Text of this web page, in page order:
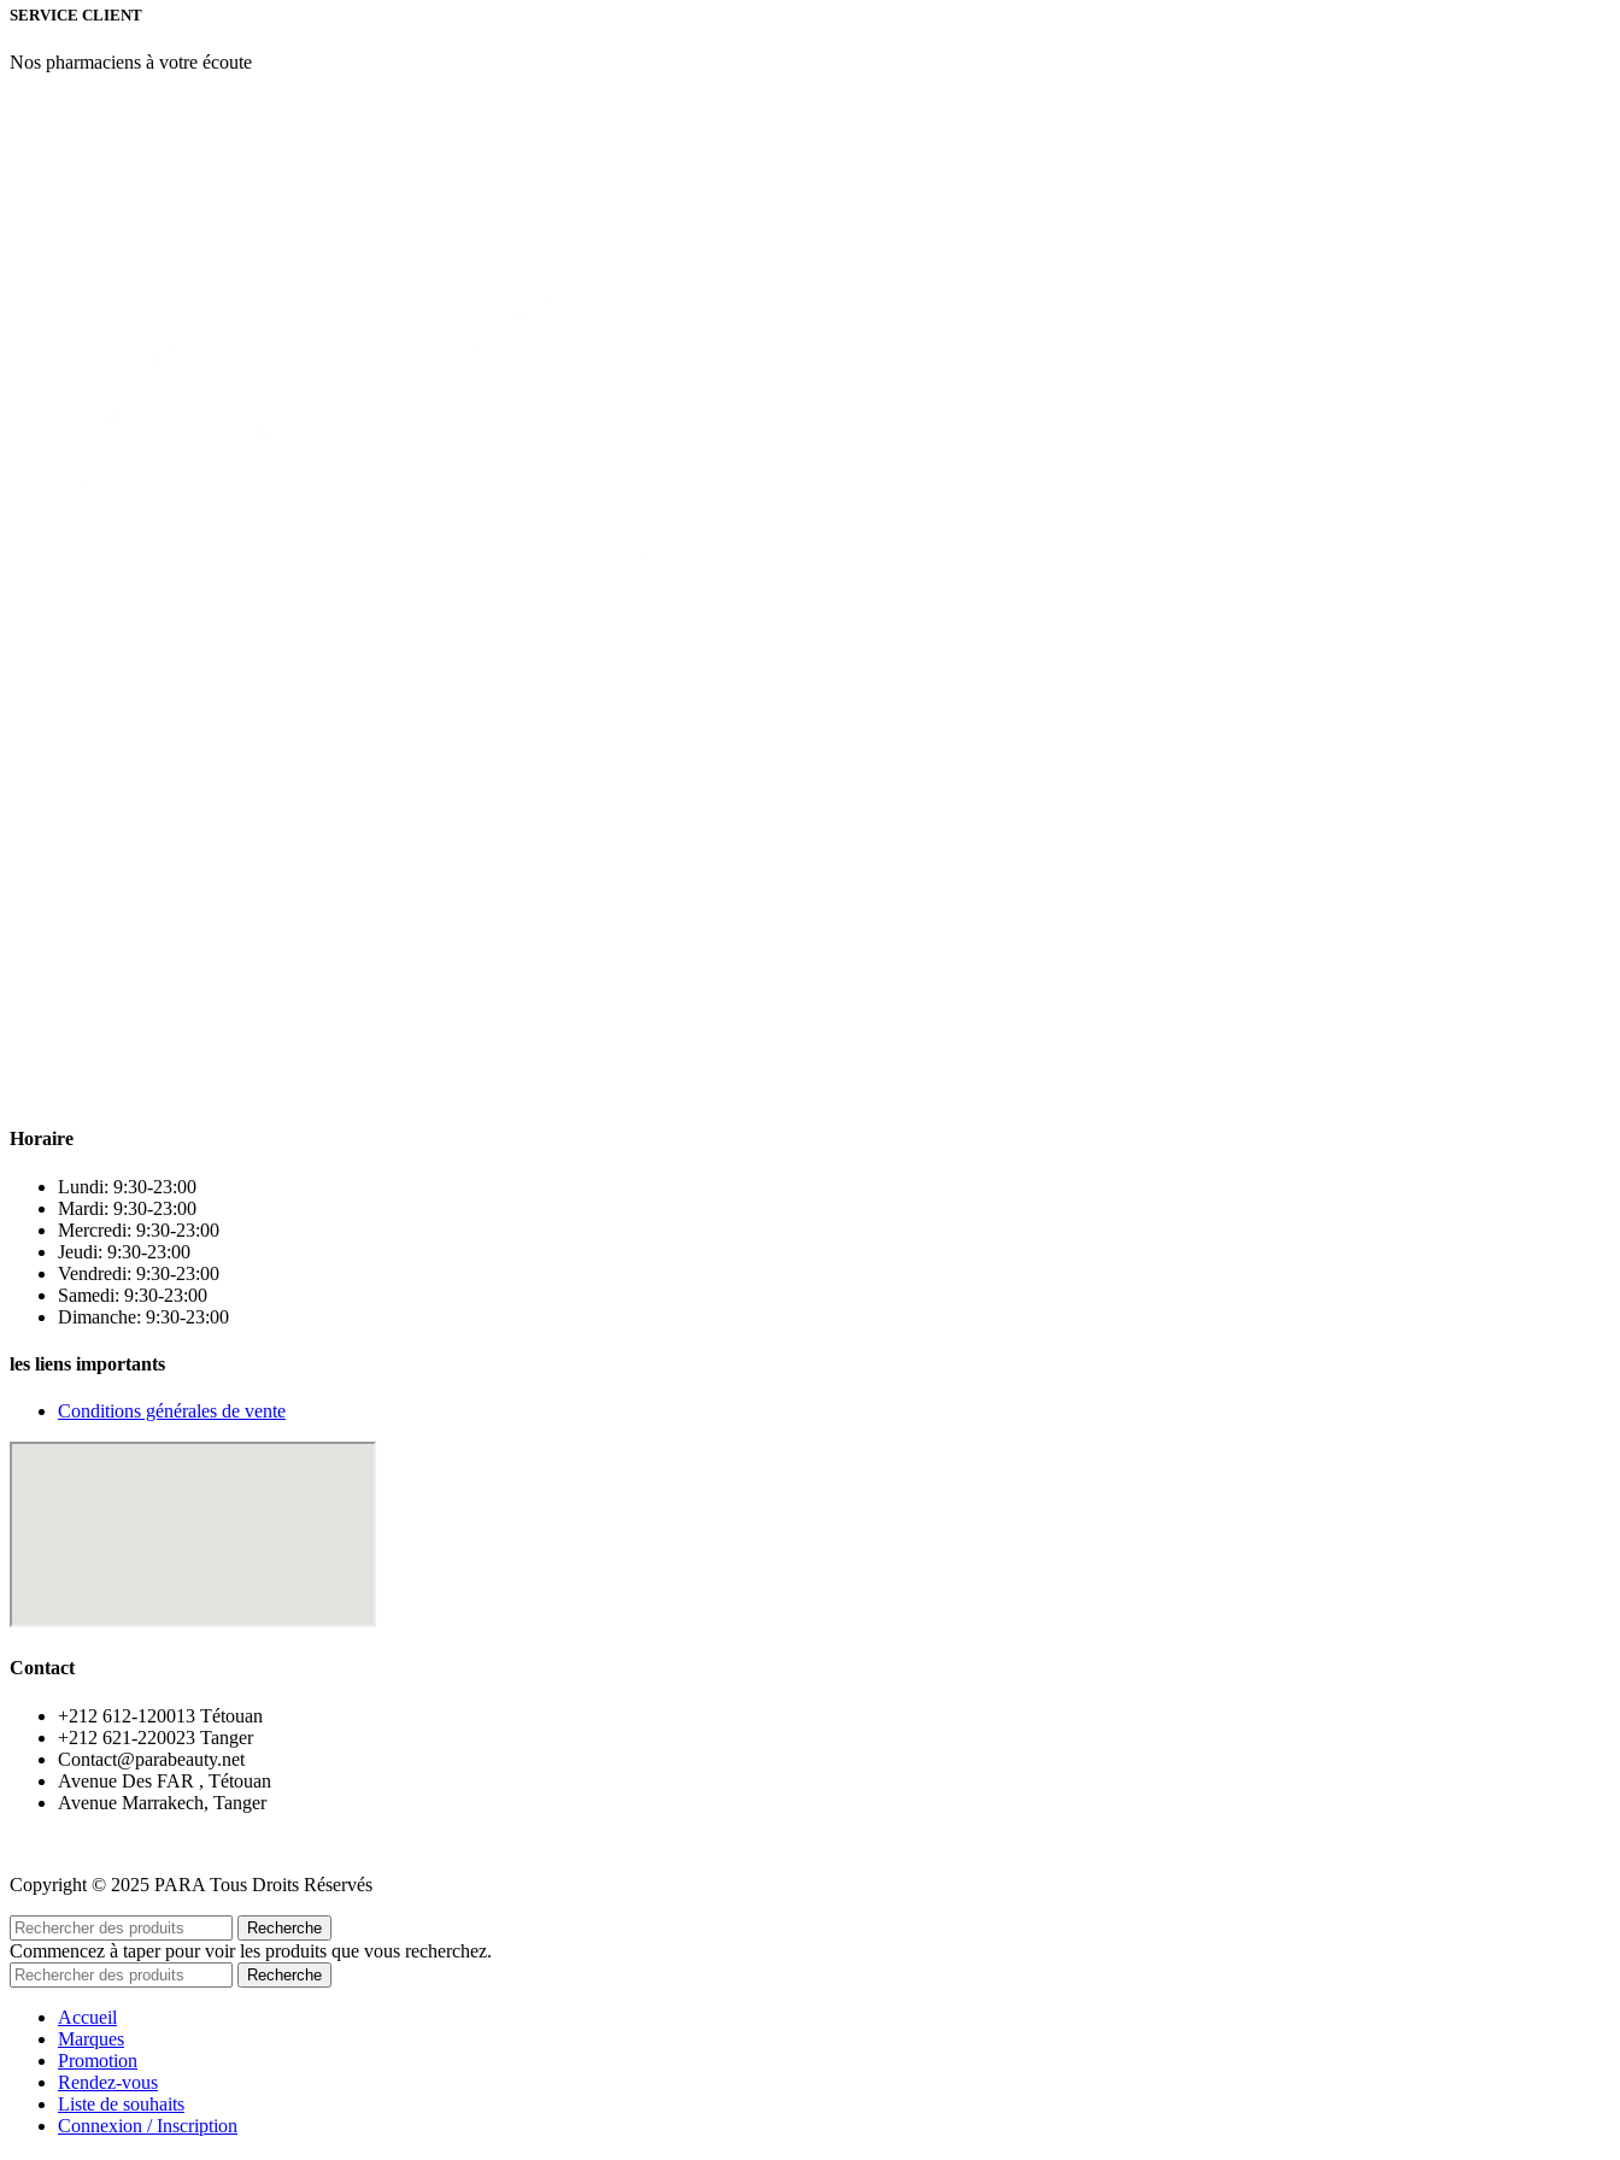
Offerts
SERVICE CLIENT
Nos pharmaciens à votre écoute
Horaire
Lundi: 9:30-23:00
Mardi: 9:30-23:00
Mercredi: 9:30-23:00
Jeudi: 9:30-23:00
Vendredi: 9:30-23:00
Samedi: 9:30-23:00
Dimanche: 9:30-23:00
les liens importants
Conditions générales de vente
Contact
‪+212 612-120013 Tétouan
‪+212 621-220023 Tanger
Contact@parabeauty.net
Avenue Des FAR , Tétouan
Avenue Marrakech, Tanger
Copyright © 2025 PARA Tous Droits Réservés
Recherche
Commencez à taper pour voir les produits que vous recherchez.
Recherche
Accueil
Marques
Promotion
Rendez-vous
Liste de souhaits
Connexion / Inscription